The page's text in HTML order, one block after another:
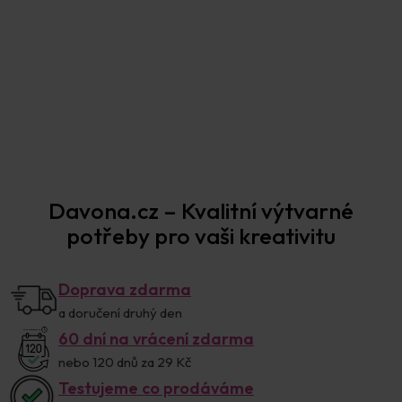
Davona.cz – Kvalitní výtvarné
potřeby pro vaši kreativitu
Doprava zdarma
a doručení druhý den
60 dní na vrácení zdarma
nebo 120 dnů za 29 Kč
Testujeme co prodáváme